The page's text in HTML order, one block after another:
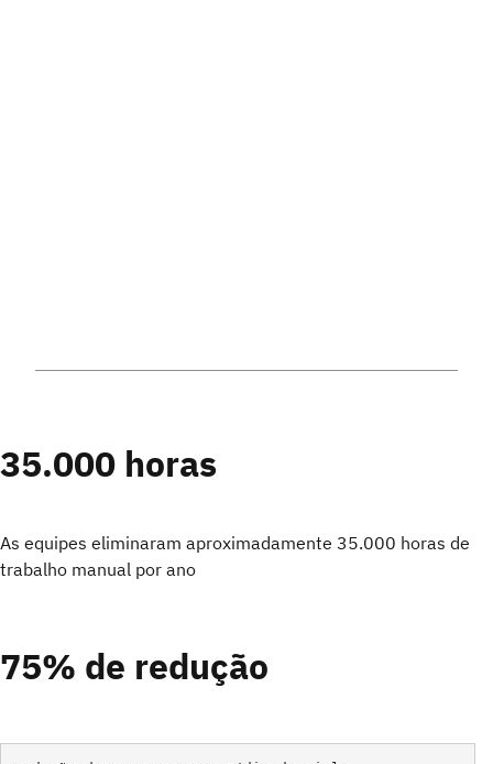
35.000 horas
As equipes eliminaram aproximadamente 35.000 horas de
trabalho manual por ano
75% de redução